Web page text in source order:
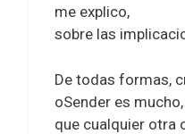
me explico,
sobre las
De todas formas,
oSender es
que cualquier otra